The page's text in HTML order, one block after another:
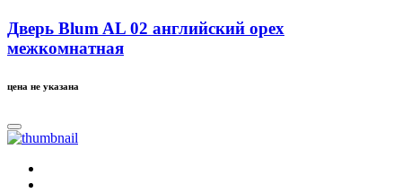
Дверь Blum AL 02 английский орех
межкомнатная
цена не указана